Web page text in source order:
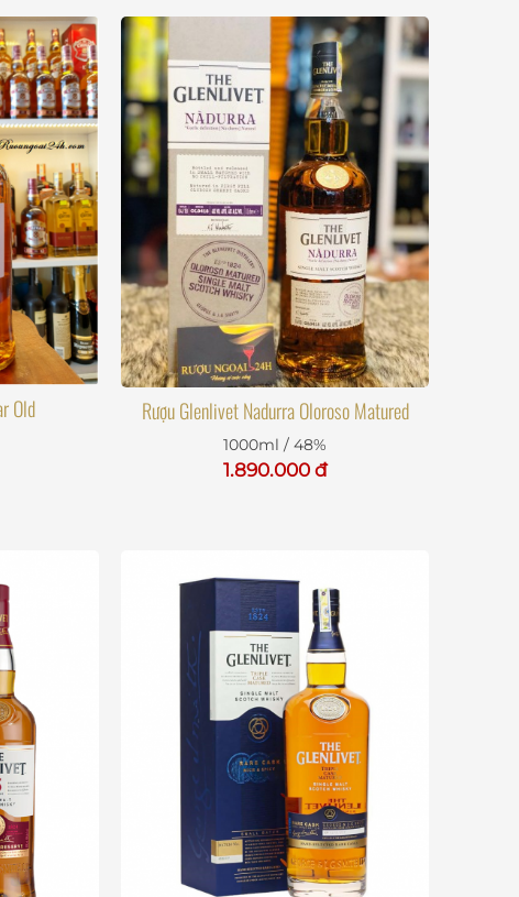
Old Rượu Glenlivet Nadurra Oloroso Matured
1000ml / 48%
1.890.000 đ